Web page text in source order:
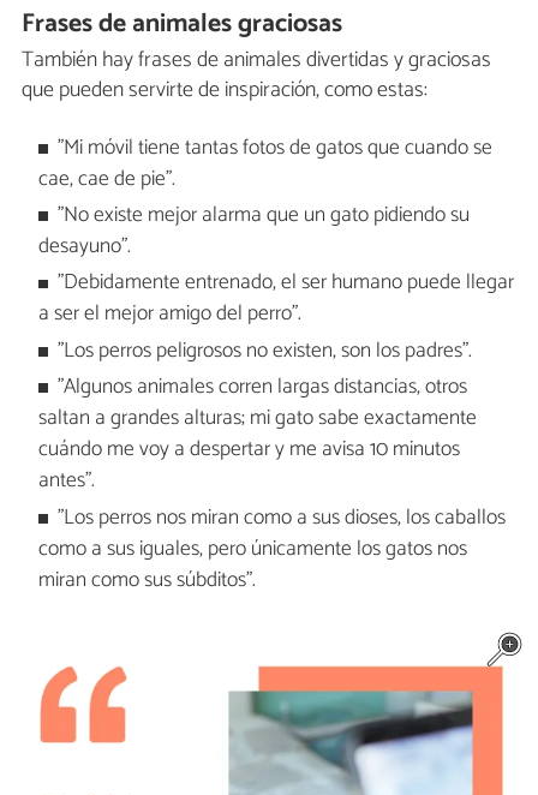
Frases de animales graciosas
También hay frases de animales divertidas y graciosas
que pueden servirte de inspiración, como estas:
"Mi móvil tiene tantas fotos de gatos que cuando se
cae, cae de pie".
"No existe mejor alarma que un gato pidiendo su
desayuno".
"Debidamente entrenado, el ser humano puede llegar
a ser el mejor amigo del perro".
"Los perros peligrosos no existen, son los padres".
"Algunos animales corren largas distancias, otros
saltan a grandes alturas; mi gato sabe exactamente
cuándo me voy a despertar y me avisa 10 minutos
antes".
"Los perros nos miran como a sus dioses, los caballos
como a sus iguales, pero únicamente los gatos nos
miran como sus súbditos".